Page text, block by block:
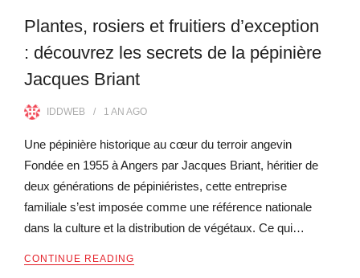
Plantes, rosiers et fruitiers d’exception
: découvrez les secrets de la pépinière
Jacques Briant
IDDWEB 1 AN AGO
Une pépinière historique au cœur du terroir angevin
Fondée en 1955 à Angers par Jacques Briant, héritier de
deux générations de pépiniéristes, cette entreprise
familiale s’est imposée comme une référence nationale
dans la culture et la distribution de végétaux. Ce qui…
CONTINUE READING